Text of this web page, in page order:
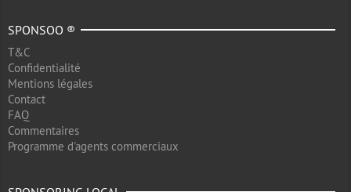
SPONSOO ®
T&C
Confidentialité
Mentions légales
Contact
FAQ
Commentaires
Programme d'agents commerciaux